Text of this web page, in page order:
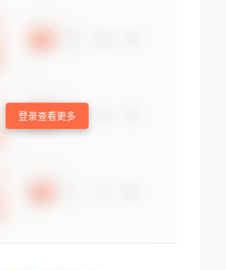
登录查看更多